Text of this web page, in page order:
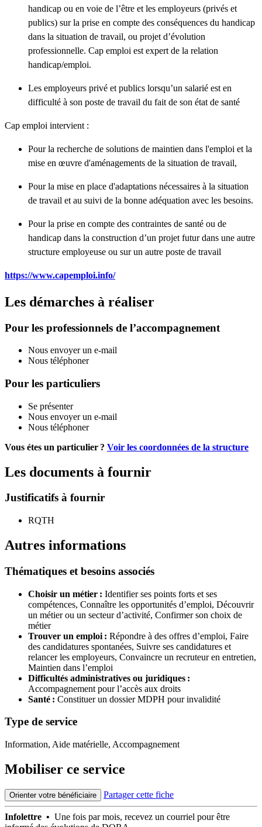
handicap ou en voie de l’être et les employeurs (privés et
publics) sur la prise en compte des conséquences du handicap
dans la situation de travail, ou projet d’évolution
professionnelle. Cap emploi est expert de la relation
handicap/emploi.
Les employeurs privé et publics lorsqu’un salarié est en
difficulté à son poste de travail du fait de son état de santé
Cap emploi intervient :
Pour la recherche de solutions de maintien dans l'emploi et la
mise en œuvre d'aménagements de la situation de travail,
Pour la mise en place d'adaptations nécessaires à la situation
de travail et au suivi de la bonne adéquation avec les besoins.
Pour la prise en compte des contraintes de santé ou de
handicap dans la construction d’un projet futur dans une autre
structure employeuse ou sur un autre poste de travail
https://www.capemploi.info/
Les démarches à réaliser
Pour les professionnels de l’accompagnement
Nous envoyer un e-mail
Nous téléphoner
Pour les particuliers
Se présenter
Nous envoyer un e-mail
Nous téléphoner
Vous étes un particulier ? Voir les coordonnées de la structure
Les documents à fournir
Justificatifs à fournir
RQTH
Autres informations
Thématiques et besoins associés
Choisir un métier : Identifier ses points forts et ses
compétences, Connaître les opportunités d’emploi, Découvrir
un métier ou un secteur d’activité, Confirmer son choix de
métier
Trouver un emploi : Répondre à des offres d’emploi, Faire
des candidatures spontanées, Suivre ses candidatures et
relancer les employeurs, Convaincre un recruteur en entretien,
Maintien dans l’emploi
Difficultés administratives ou juridiques :
Accompagnement pour l’accès aux droits
Santé : Constituer un dossier MDPH pour invalidité
Type de service
Information, Aide matérielle, Accompagnement
Mobiliser ce service
Orienter votre bénéficiaire Partager cette fiche
Infolettre • Une fois par mois, recevez un courriel pour être